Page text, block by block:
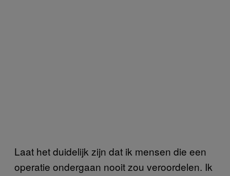
Laat het duidelijk zijn dat ik mensen die een
operatie ondergaan nooit zou veroordelen. Ik